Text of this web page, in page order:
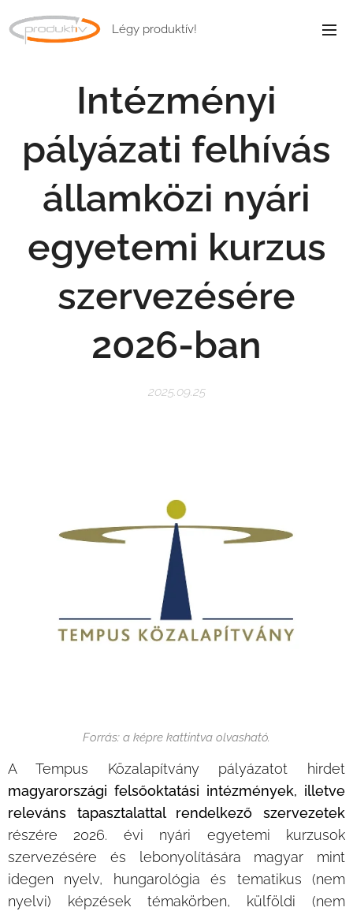
Légy produktív!
Intézményi
pályázati felhívás
államközi nyári
egyetemi kurzus
szervezésére
2026-ban
2025.09.25
Forrás: a képre kattintva olvasható.
A Tempus Közalapítvány pályázatot hirdet
magyarországi felsőoktatási intézmények, illetve
releváns tapasztalattal rendelkező szervezetek
részére 2026. évi nyári egyetemi kurzusok
szervezésére és lebonyolítására magyar mint
idegen nyelv, hungarológia és tematikus (nem
nyelvi) képzések témakörben, külföldi (nem